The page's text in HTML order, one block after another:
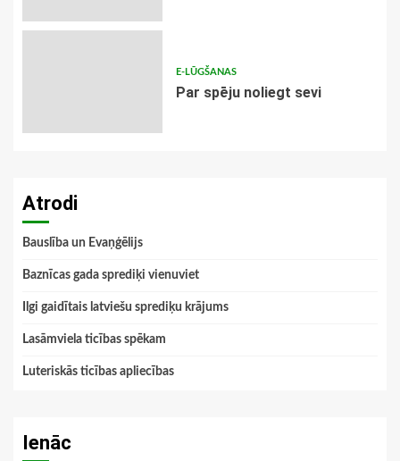
E-LŪGŠANAS
Par spēju noliegt sevi
Atrodi
Bauslība un Evaņģēlijs
Baznīcas gada sprediķi vienuviet
Ilgi gaidītais latviešu sprediķu krājums
Lasāmviela ticības spēkam
Luteriskās ticības apliecības
Ienāc